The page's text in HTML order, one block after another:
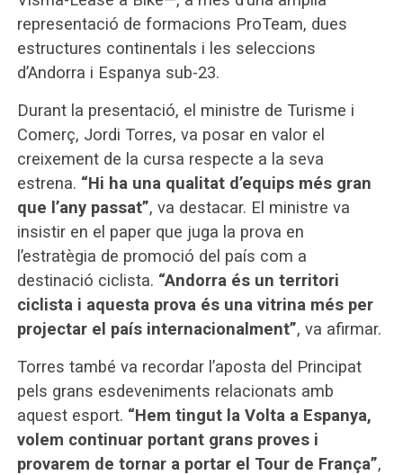
representació de formacions ProTeam, dues
estructures continentals i les seleccions
d’Andorra i Espanya sub-23.
Durant la presentació, el ministre de Turisme i
Comerç, Jordi Torres, va posar en valor el
creixement de la cursa respecte a la seva
estrena. “Hi ha una qualitat d’equips més gran
que l’any passat”, va destacar. El ministre va
insistir en el paper que juga la prova en
l’estratègia de promoció del país com a
destinació ciclista. “Andorra és un territori
ciclista i aquesta prova és una vitrina més per
projectar el país internacionalment”, va afirmar.
Torres també va recordar l’aposta del Principat
pels grans esdeveniments relacionats amb
aquest esport. “Hem tingut la Volta a Espanya,
volem continuar portant grans proves i
provarem de tornar a portar el Tour de França”,